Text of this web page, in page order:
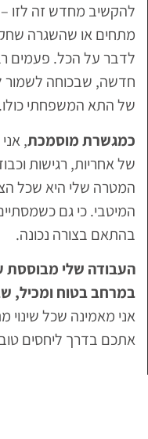
להקשיב מחדש זה לזו –
מתחים או שהשגרה
לדבר על הכל. פעמים
חדשה, שבכוחה לשמור
של התא המשפחתי כולו.
כמגשרת מוסמכת,
של אחריות, רגישות
המטרה שלי היא שכל
המיטבי. כי גם
בהתאם בצורה נכונה.
העבודה שלי
במרחב בטוח ומכיל,
אני מאמינה שכל שינוי
אתכם בדרך ליחסים